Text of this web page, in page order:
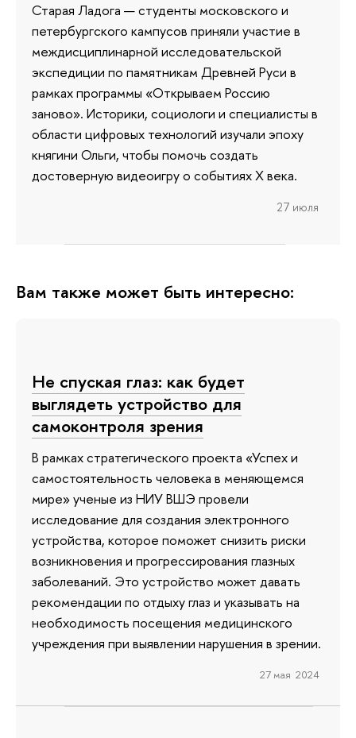
Старая Ладога — студенты московского и
петербургского кампусов приняли участие в
междисциплинарной исследовательской
экспедиции по памятникам Древней Руси в
рамках программы «Открываем Россию
заново». Историки, социологи и специалисты в
области цифровых технологий изучали эпоху
княгини Ольги, чтобы помочь создать
достоверную видеоигру о событиях X века.
27 июля
Вам также может быть интересно:
Не спуская глаз: как будет
выглядеть устройство для
самоконтроля зрения
В рамках стратегического проекта «Успех и
самостоятельность человека в меняющемся
мире» ученые из НИУ ВШЭ провели
исследование для создания электронного
устройства, которое поможет снизить риски
возникновения и прогрессирования глазных
заболеваний. Это устройство может давать
рекомендации по отдыху глаз и указывать на
необходимость посещения медицинского
учреждения при выявлении нарушения в зрении.
27 мая 2024